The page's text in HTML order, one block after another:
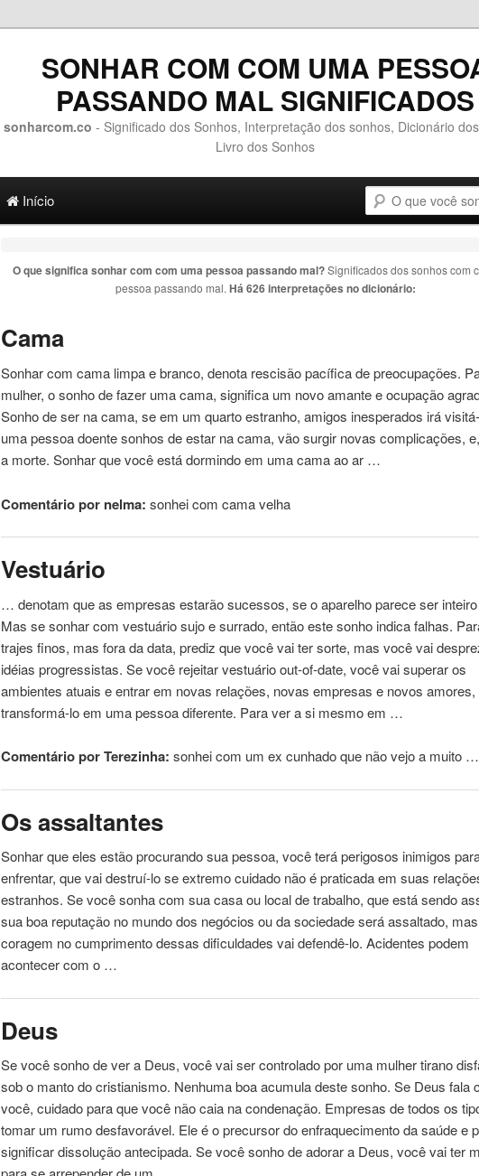
SONHAR COM COM UMA
PASSANDO MAL SIGNIFICADOS
sonharcom.co - Significado dos Sonhos, Interpretação dos sonhos, Dicionário
Livro dos Sonhos
Ir para o conteúdo principal
Ir para o conteúdo secundário
Início
O que significa sonhar com com uma pessoa passando mal?Significados dos sonhos com
pessoa passando mal.Há 626 interpretações no dicionário:
Cama
Sonharcom cama limpa e branco, denota rescisão pacífica de preocupações.
mulher, o sonho de fazer umacama, significa um novo amante e ocupação
Sonho de ser na cama, se em um quarto estranho, amigos inesperados irá
uma pessoadoente sonhos de estar na cama, vão surgir novas complicações,
a morte. Sonhar que você está dormindo em umacama ao ar …
Comentário por nelma: sonheicom cama velha
Vestuário
… denotam que as empresas estarão sucessos, se o aparelho parece ser
Mas se sonharcom vestuário sujo e surrado, então este sonho indica falhas.
trajes finos, mas fora da data, prediz que você vai ter sorte, mas você vai
idéias progressistas. Se você rejeitar vestuário out-of-date, você vai superar os
ambientes atuais e entrar em novas relações, novas empresas e novos amores,
transformá-lo em uma pessoadiferente. Para ver a si mesmo em …
Comentário por Terezinha: sonheicom um ex cunhado que não vejo a muito …
Os assaltantes
Sonhar que eles estão procurando suapessoa, você terá perigosos inimigos
enfrentar, que vai destruí-lo se extremo cuidado não é praticada em suas
estranhos. Se você sonhacom sua casa ou local de trabalho, que está sendo
sua boa reputação no mundo dos negócios ou da sociedade será assaltado, mas
coragem no cumprimento dessas dificuldades vai defendê-lo. Acidentes podem
acontecercom o …
Deus
Se você sonho de ver a Deus, você vai ser controlado por uma mulher tirano
sob o manto do cristianismo. Nenhuma boa acumula deste sonho. Se Deus fala
você, cuidado para que você não caia na condenação. Empresas de todos os
tomar um rumo desfavorável. Ele é o precursor do enfraquecimento da saúde e
significar dissolução antecipada. Se você sonho de adorar a Deus, você vai ter